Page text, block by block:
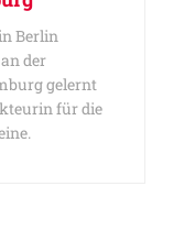
Berlin
der
gelernt
für die